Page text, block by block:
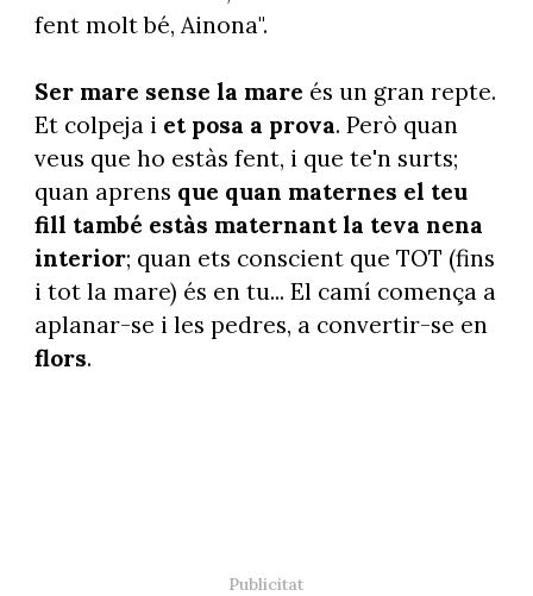
fent molt bé, Ainona".
Ser mare sense la mare és un gran repte.
Et colpeja i et posa a prova. Però quan
veus que ho estàs fent, i que te'n surts;
quan aprens que quan maternes el teu
fill també estàs maternant la teva nena
interior; quan ets conscient que TOT (fins
i tot la mare) és en tu... El camí comença a
aplanar-se i les pedres, a convertir-se en
flors.